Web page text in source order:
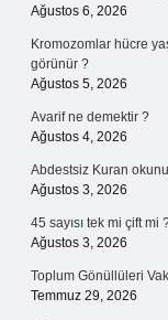
Ağustos 6, 2026
Kromozomlar hücre
görünür ?
Ağustos 5, 2026
Avarif ne demektir ?
Ağustos 4, 2026
Abdestsiz Kuran
Ağustos 3, 2026
45 sayısı tek mi çift mi
Ağustos 3, 2026
Toplum Gönüllüleri
Temmuz 29, 2026